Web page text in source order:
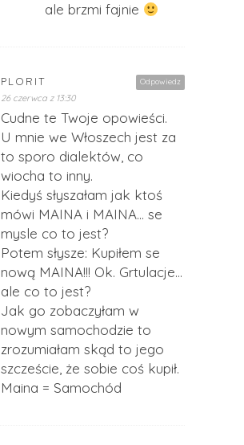
ale brzmi fajnie
Odpowiedz
PLORIT
26 czerwca z 13:30
Cudne te Twoje opowieści.
U mnie we Włoszech jest za
to sporo dialektów, co
wiocha to inny.
Kiedyś słyszałam jak ktoś
mówi MAINA i MAINA… se
mysle co to jest?
Potem słysze: Kupiłem se
nową MAINA!!! Ok. Grtulacje…
ale co to jest?
Jak go zobaczyłam w
nowym samochodzie to
zrozumiałam skąd to jego
szczeście, że sobie coś kupił.
Maina = Samochód